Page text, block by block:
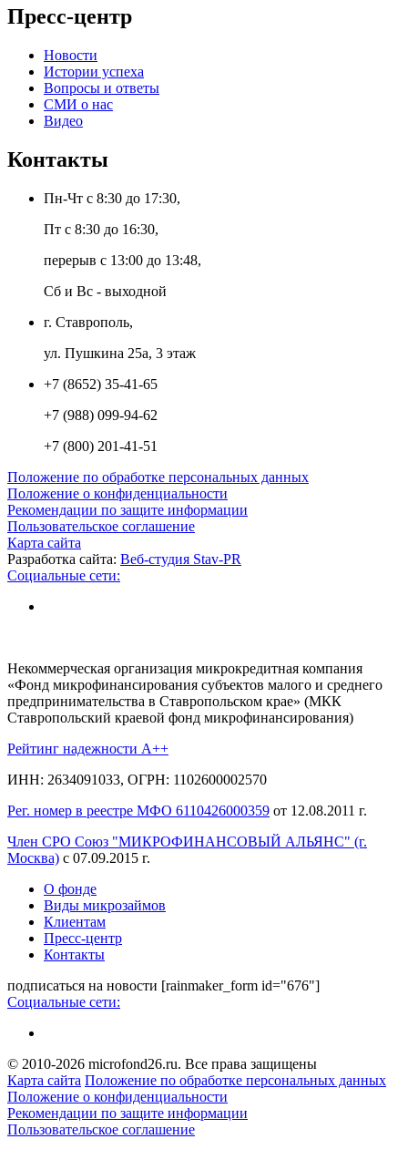
Пресс-центр
Новости
Истории успеха
Вопросы и ответы
СМИ о нас
Видео
Контакты
Пн-Чт с 8:30 до 17:30,
Пт с 8:30 до 16:30,
перерыв с 13:00 до 13:48,
Сб и Вс - выходной
г. Ставрополь,
ул. Пушкина 25а, 3 этаж
+7 (8652) 35-41-65
+7 (988) 099-94-62
+7 (800) 201-41-51
Положение по обработке персональных данных
Положение о конфиденциальности
Рекомендации по защите информации
Пользовательское соглашение
Карта сайта
Разработка сайта: Веб-студия Stav-PR
Социальные сети:
Некоммерческая организация микрокредитная компания
«Фонд микрофинансирования субъектов малого и среднего
предпринимательства в Ставропольском крае» (МКК
Ставропольский краевой фонд микрофинансирования)
Рейтинг надежности A++
ИНН: 2634091033, ОГРН: 1102600002570
Рег. номер в реестре МФО 6110426000359 от 12.08.2011 г.
Член СРО Союз "МИКРОФИНАНСОВЫЙ АЛЬЯНС" (г.
Москва) с 07.09.2015 г.
О фонде
Виды микрозаймов
Клиентам
Пресс-центр
Контакты
подписаться на новости [rainmaker_form id="676"]
Социальные сети:
© 2010-2026 microfond26.ru. Все права защищены
Карта сайта Положение по обработке персональных данных
Положение о конфиденциальности
Рекомендации по защите информации
Пользовательское соглашение